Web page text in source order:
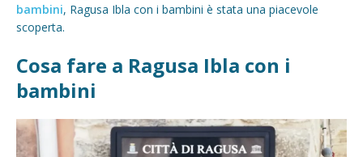
bambini, Ragusa Ibla con i bambini è stata una piacevole
scoperta.
Cosa fare a Ragusa Ibla con i
bambini